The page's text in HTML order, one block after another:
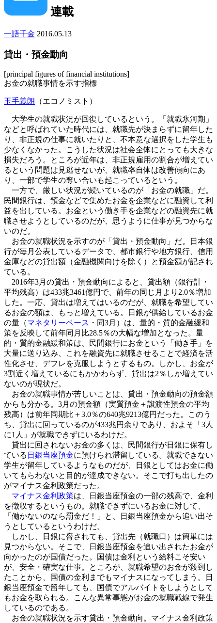
連載
一語千金 2016.05.13
貸出・預金動向
[principal figures of financial institutions]
お金の就職事情を示す指標
玉手義朗 （エコノミスト）
大学生の就職状況が回復しているという。「就職氷河期」
などと呼ばれていた時代には、就職先が決まらずに留年した
り、非正規の仕事に就いたりと、不本意な選択をした学生も
少なくなかった。こうした状況は社会全体にとっても大きな
損失だろう。ところが近年は、非正規雇用の割合が増えてい
るという問題は見逃せないが、就職率自体は改善傾向にあ
り、一部で学生の奪い合いも起こっているという。
一方で、厳しい状況が続いているのが「お金の就職」だ。
民間銀行は、預金などで集めたお金を企業などに融資して利
益を出している。お金という働き手を企業などの融資先に就
職させようとしているのだが、思うように仕事が見つからな
いのだ。
お金の就職状況を示すのが「貸出・預金動向」だ。日本銀
行が毎月公表しているデータで、都市銀行や地方銀行、信用
金庫などの貸出額（金融機関向けを除く）と預金額が記され
ている。
2016年3月の貸出・預金動向によると、貸出額（銀行計・
平均残高）は433兆3461億円で、前年の同じ月より2.0％増加
した。一応、貸出は増えてはいるのだが、就職を希望してい
るお金の額は、もっと増えている。日銀が供給しているお金
の量（マネタリーベース ・同3月）は、量的・質的金融緩和
策を反映して前年同月比28.5％の大幅な増加となった。量
的・質的金融緩和策は、民間銀行にお金という「働き手」を
大量に送り込み、これを融資先に就職させることで経済を活
性化させ、デフレを克服しようとするもの。しかし、お金が
3割近く増えているにもかかわらず、貸出は2％しか増えてい
ないのが現状だ。
お金の就職事情が苦しいことは、貸出・預金動向の預金額
からも分かる。3月の預金額（実質預金＋譲渡性預金の平均
残高）は前年同期比＋3.0％の640兆9213億円だった。このう
ち、貸出に回っているのが433兆円余りであり、およそ「3人
に1人」が就職できずにいるわけだ。
貸出に回されないお金の多くは、民間銀行が日銀に保有し
ている 日銀当座預金に預けられ滞留している。就職できない
学生が留年しているようなものだが、日銀としてはお金に働
いてもらわないと目的が達成できない。そこで打ち出したの
がマイナス金利政策だった。
マイナス金利政策は、日銀当座預金の一部の残高で、金利
を徴収するというもの。就職できずにいるお金に対して、
「働かないのなら罰金だ！」と、日銀当座預金から追い出そ
うとしているというわけだ。
しかし、日銀に脅されても、貸出先（就職口）は簡単には
見つからない。そこで、日銀当座預金を追い出されたお金が
向かったのが国債だった。国債は金利という給料こそ安い
が、安全・確実な仕事。ところが、就職希望のお金が殺到し
たことから、国債の金利までもマイナスになってしまう。日
銀当座預金で留年しても、国債でアルバイトをしようとして
もお金を取られる。こんな異常事態がお金の就職戦線で発生
しているのである。
お金の就職状況を示す貸出・預金動向。マイナス金利政策